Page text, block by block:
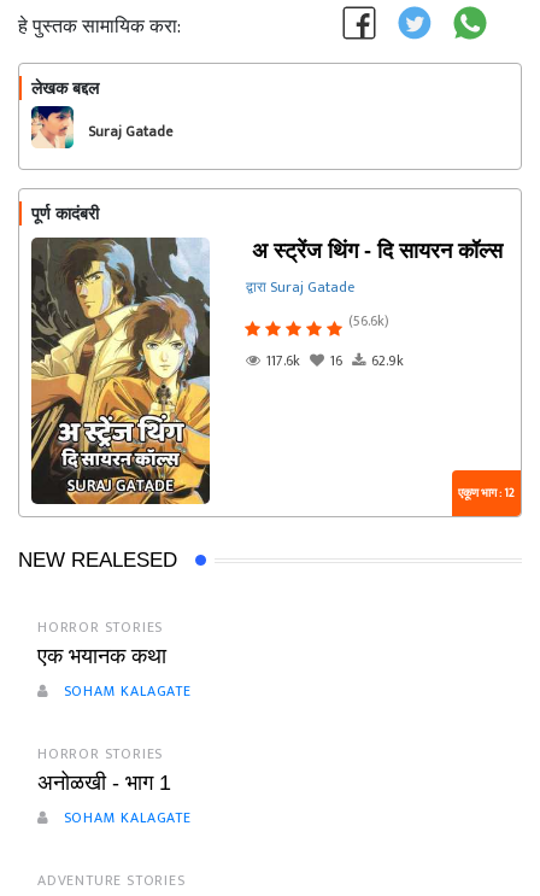
हे पुस्तक सामायिक करा:
लेखक बद्दल
Suraj Gatade
पूर्ण कादंबरी
अ स्ट्रेंज थिंग - दि सायरन कॉल्स
द्वारा Suraj Gatade
(56.6k)
117.6k
16 62.9k
एकूण भाग : 12
NEW REALESED
HORROR STORIES
एक भयानक कथा
SOHAM KALAGATE
HORROR STORIES
अनोळखी - भाग 1
SOHAM KALAGATE
ADVENTURE STORIES